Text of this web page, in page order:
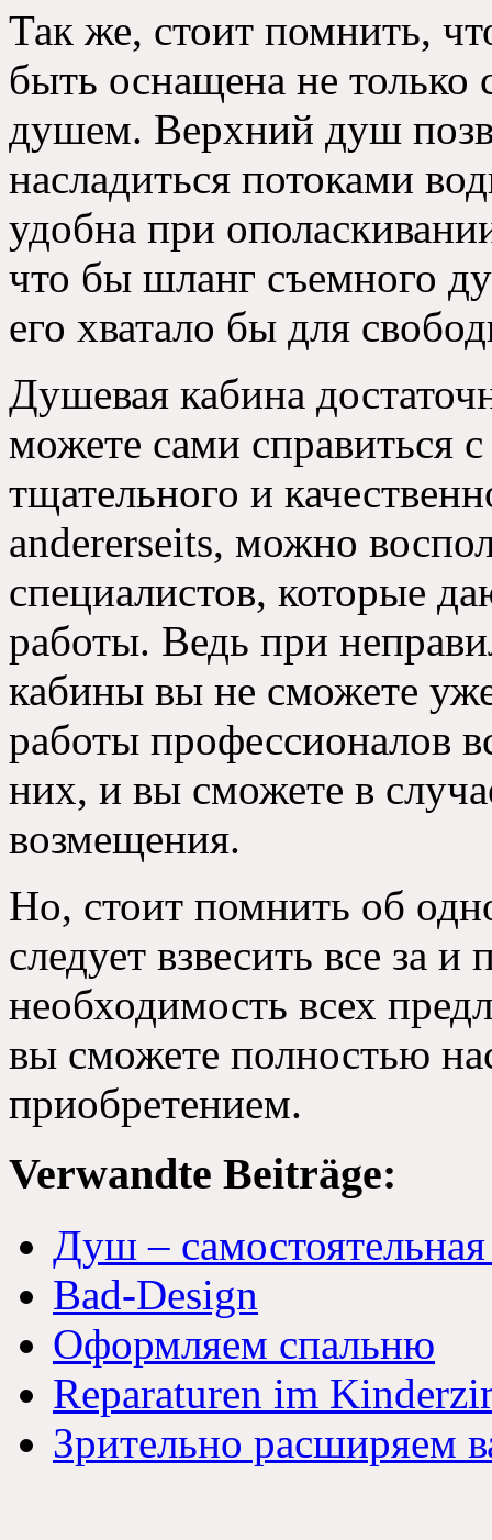
Так же, стоит помнить,
быть оснащена не только
душем. Верхний душ
насладиться потоками
удобна при
что бы шланг съемного
его хватало бы для
Душевая кабина
можете сами справиться
тщательного и
andererseits, можно
специалистов, которые
работы. Ведь при
кабины вы не сможете
работы профессионалов
них, и вы сможете в
возмещения.
Но, стоит помнить об
следует взвесить все за
необходимость всех
вы сможете полностью
приобретением.
Verwandte Beiträge:
Душ – самостоятельная
Bad-Design
Оформляем спальню
Reparaturen im
Зрительно расширяем